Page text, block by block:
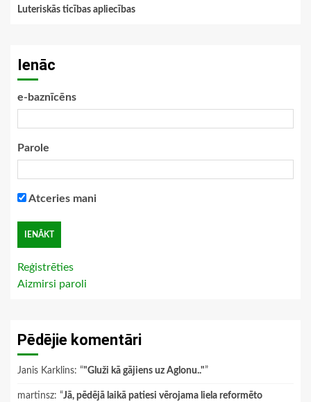
Luteriskās ticības apliecības
Ienāc
e-baznīcēns
Parole
Atceries mani
Reģistrēties
Aizmirsi paroli
Pēdējie komentāri
Janis Karklins: “"Gluži kā gājiens uz Aglonu.."”
martinsz: “Jā, pēdējā laikā patiesi vērojama liela reformēto